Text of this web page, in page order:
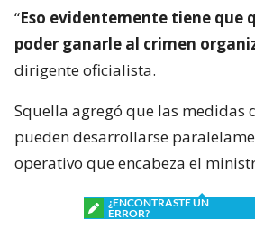
“Eso evidentemente tiene que
poder ganarle al crimen
dirigente oficialista.
Squella agregó que las medidas
pueden desarrollarse
operativo que encabeza el
¿ENCONTRASTE UN
ERROR?